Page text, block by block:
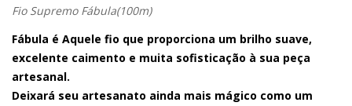
Fio Supremo Fábula(100m)
Fábula é Aquele fio que proporciona um brilho suave,
excelente caimento e muita sofisticação à sua peça
artesanal.
Deixará seu artesanato ainda mais mágico como um